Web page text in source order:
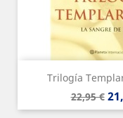
Trilogía
Precio
base
22,95 €